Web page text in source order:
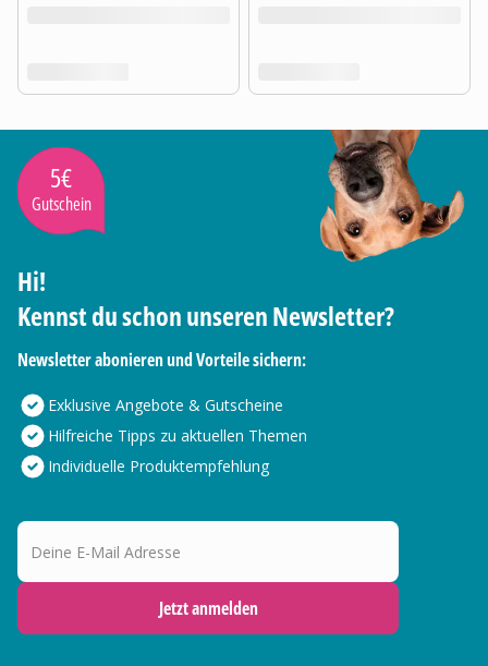
5€
Gutschein
Hi!
Kennst du schon unseren Newsletter?
Newsletter abonieren und Vorteile sichern:
Exklusive Angebote & Gutscheine
Hilfreiche Tipps zu aktuellen Themen
Individuelle Produktempfehlung
Deine E-Mail Adresse
Jetzt anmelden